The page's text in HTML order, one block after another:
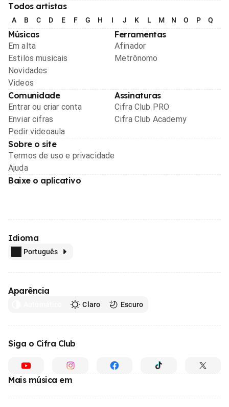
Todos artistas
A B C D E F G H I J K L M N O P Q
Músicas
Em alta
Estilos musicais
Novidades
Videos
Ferramentas
Afinador
Metrônomo
Comunidade
Entrar ou criar conta
Enviar cifras
Pedir videoaula
Assinaturas
Cifra Club PRO
Cifra Club Academy
Sobre o site
Termos de uso e privacidade
Ajuda
Baixe o aplicativo
Idioma
Português
Aparência
Claro Escuro
Siga o Cifra Club
Mais música em